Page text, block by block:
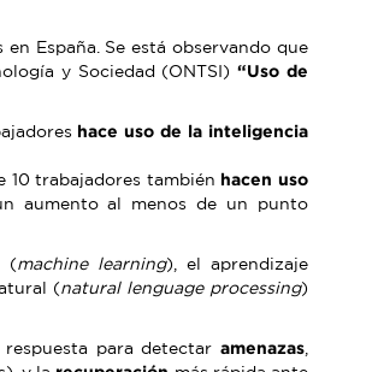
España. Se está observando que
y Sociedad (ONTSI)“Uso de
hace uso de la inteligencia
10 trabajadores también hacen uso
aumento al menos de un punto
(machine learning), el aprendizaje
(natural lenguage processing)
para detectar amenazas